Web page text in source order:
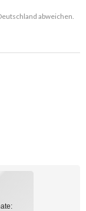
abweichen.